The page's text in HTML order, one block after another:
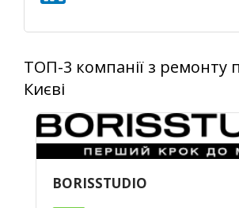
ТОП-3 компанії з ремонту
Києві
BORISSTUDIO